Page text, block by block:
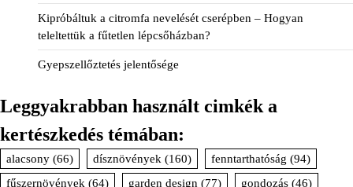
Kipróbáltuk a citromfa nevelését cserépben – Hogyan
teleltettük a fűtetlen lépcsőházban?
Gyepszellőztetés jelentősége
Leggyakrabban használt cimkék a
kertészkedés témában:
alacsony (66) dísznövények (160) fenntarthatóság (94)
fűszernövények (64) garden design (77) gondozás (46)